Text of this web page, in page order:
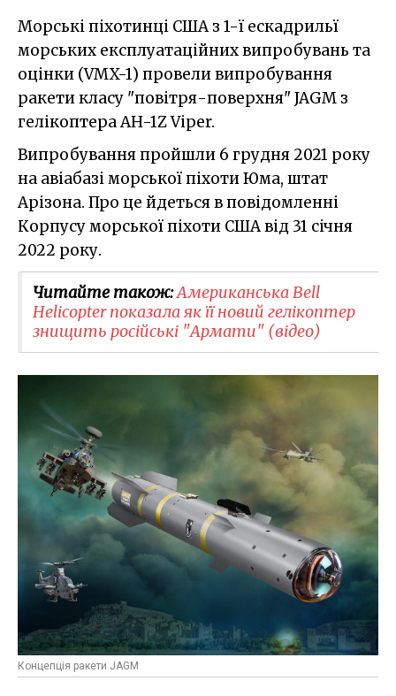
Морські піхотинці США з 1-ї ескадрильї
морських експлуатаційних випробувань та
оцінки (VMX-1) провели випробування
ракети класу "повітря-поверхня" JAGM з
гелікоптера AH-1Z Viper.
Випробування пройшли 6 грудня 2021 року
на авіабазі морської піхоти Юма, штат
Арізона. Про це йдеться в повідомленні
Корпусу морської піхоти США від 31 січня
2022 року.
Читайте також:Американська Bell
Helicopter показала як її новий гелікоптер
знищить російські "Армати" (відео)
Концепція ракети JAGM